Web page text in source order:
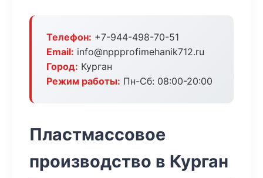
Телефон: +7-944-498-70-51
Email: info@nppprofimehanik712.ru
Город: Курган
Режим работы: Пн-Сб: 08:00-20:00
Пластмассовое
производство в Курган